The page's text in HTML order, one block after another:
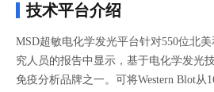
技术平台介绍
MSD超敏电化学发光平台针对550位北
究人员的报告中显示，基于电化学发光
免疫分析品牌之一。可将Western Blot从